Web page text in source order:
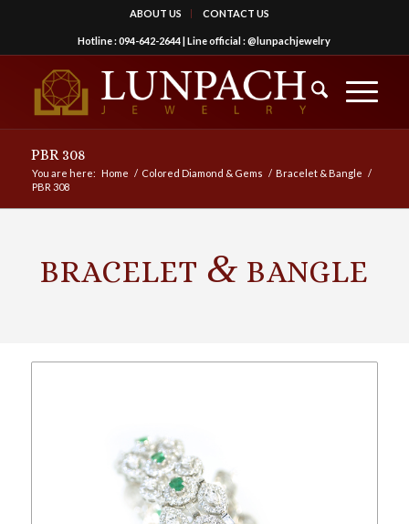
ABOUT US CONTACT US
Hotline :094-642-2644| Line official :@lunpachjewelry
PBR 308
You are here: Home / Colored Diamond & Gems / Bracelet & Bangle /
PBR 308
BRACELET & BANGLE